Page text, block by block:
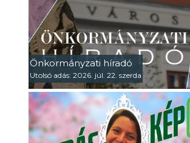
Önkormányzati híradó
Utolsó adás: 2026. júl. 22. szerda